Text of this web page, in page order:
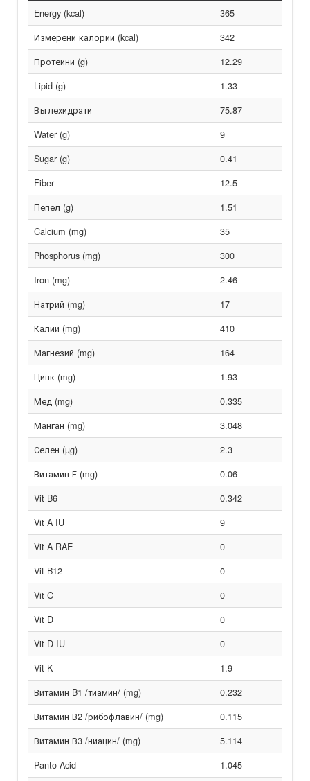
Energy (kcal)
365
Измерени калории (kcal)
342
Протеини (g)
12.29
Lipid (g)
1.33
Въглехидрати
75.87
Water (g)
9
Sugar (g)
0.41
Fiber
12.5
Пепел (g)
1.51
Calcium (mg)
35
Phosphorus (mg)
300
Iron (mg)
2.46
Натрий (mg)
17
Калий (mg)
410
Магнезий (mg)
164
Цинк (mg)
1.93
Мед (mg)
0.335
Манган (mg)
3.048
Селен (µg)
2.3
Витамин Е (mg)
0.06
Vit B6
0.342
Vit A IU
9
Vit A RAE
0
Vit B12
0
Vit C
0
Vit D
0
Vit D IU
0
Vit K
1.9
Витамин B1 /тиамин/ (mg)
0.232
Витамин В2 /рибофлавин/ (mg)
0.115
Витамин В3 /ниацин/ (mg)
5.114
Panto Acid
1.045